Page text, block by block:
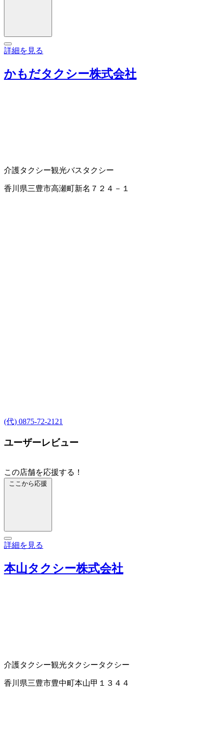
詳細を見る
かもだタクシー株式会社
介護タクシー観光バス タクシー
香川県三豊市高瀬町新名７２４－１
(代) 0875-72-2121
ユーザーレビュー
この店舗を応援する！
ここから応援
詳細を見る
本山タクシー株式会社
介護タクシー観光タクシータクシー
香川県三豊市豊中町本山甲１３４４